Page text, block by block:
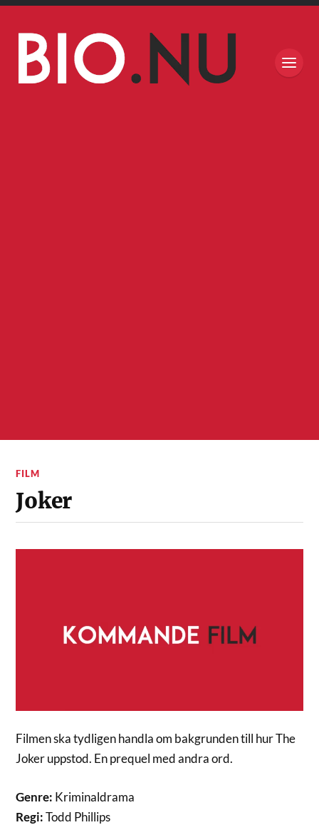
FILM
Joker
Filmen ska tydligen handla om bakgrunden till hur The
Joker uppstod. En prequel med andra ord.
Genre: Kriminaldrama
Regi:Todd Phillips